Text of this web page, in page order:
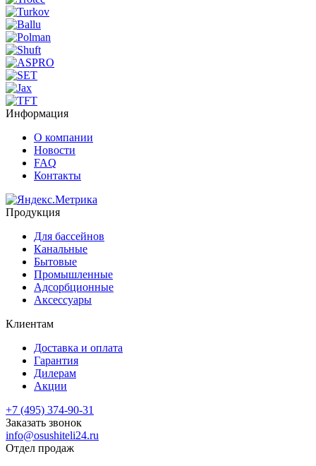
Информация
О компании
Новости
FAQ
Контакты
Продукция
Для бассейнов
Канальные
Бытовые
Промышленные
Адсорбционные
Аксессуары
Клиентам
Доставка и оплата
Гарантия
Дилерам
Акции
+7 (495) 374-90-31
Заказать звонок
info@osushiteli24.ru
Отдел продаж